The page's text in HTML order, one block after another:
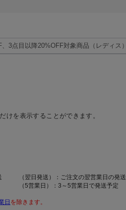
3点目以降20%OFF対象商品（レディス）
けを表示することができます。
（翌日発送）：ご注文の翌営業日の発送
（5営業日）：3～5営業日で発送予定
日 を除きます。